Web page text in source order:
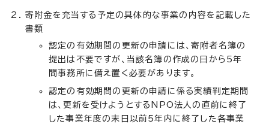
寄附金を充当する予定の具体的な事業の内容を記載した
書類
認定の有効期間の更新の申請には、寄附者名簿の
提出は不要ですが、当該名簿の作成の日から5年
間事務所に備え置く必要があります。
認定の有効期間の更新の申請に係る実績判定期間
は、更新を受けようとするNPO法人の直前に終了
した事業年度の末日以前5年内に終了した各事業